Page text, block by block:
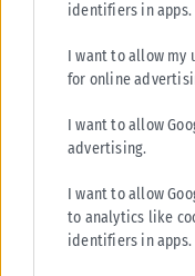
identifiers in apps.
I want to allow my
for online
I want to allow
advertising.
I want to allow
to analytics like
identifiers in apps.
ΕΛΛΆΔΑ
Υπουργείο Κλιματικής
αρωγή προς τους
Σε εξέλιξη βρίσκονται οι